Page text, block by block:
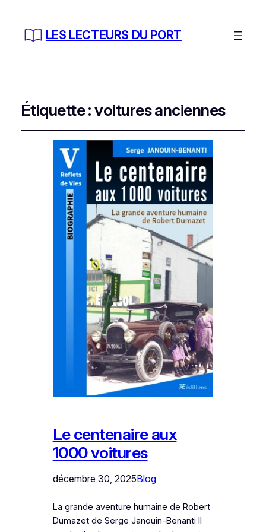
LES LECTEURS DU PORT
Étiquette :voitures anciennes
Le centenaire aux
1000 voitures
décembre 30, 2025Blog
La grande aventure humaine de Robert
Dumazet de Serge Janouin-Benanti Il